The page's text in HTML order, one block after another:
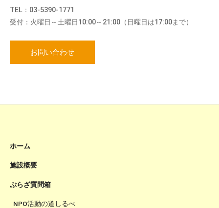
TEL：03-5390-1771
受付：火曜日～土曜日10:00～21:00（日曜日は17:00まで）
お問い合わせ
ホーム
施設概要
ぷらざ質問箱
NPO活動の道しるべ